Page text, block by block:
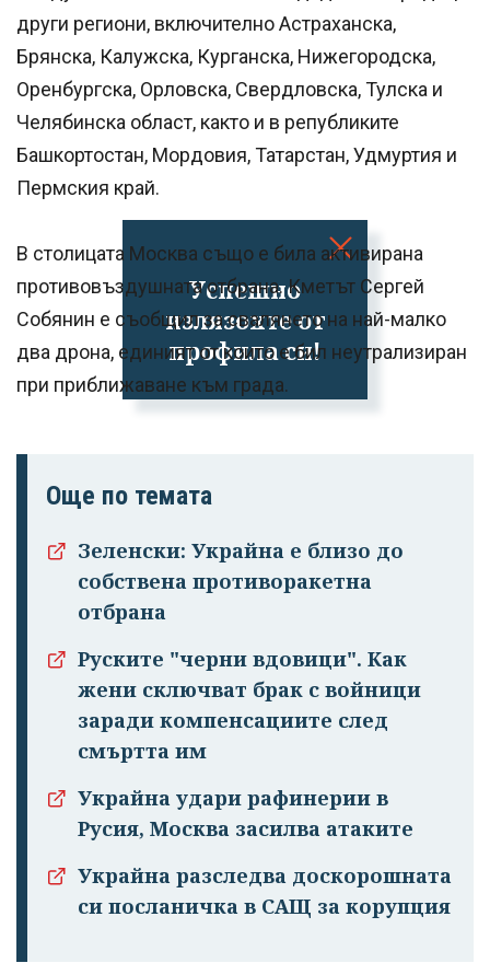
Успешно
излязохте от
профила си!
други региони, включително Астраханска,
Брянска, Калужска, Курганска, Нижегородска,
Оренбургска, Орловска, Свердловска, Тулска и
Челябинска област, както и в републиките
Башкортостан, Мордовия, Татарстан, Удмуртия и
Пермския край.
В столицата Москва също е била активирана
противовъздушната отбрана. Кметът Сергей
Собянин е съобщил за свалянето на най-малко
два дрона, единият от които е бил неутрализиран
при приближаване към града.
Още по темата
Зеленски: Украйна е близо до
собствена противоракетна
отбрана
Руските "черни вдовици". Как
жени сключват брак с войници
заради компенсациите след
смъртта им
Украйна удари рафинерии в
Русия, Москва засилва атаките
Украйна разследва доскорошната
си посланичка в САЩ за корупция